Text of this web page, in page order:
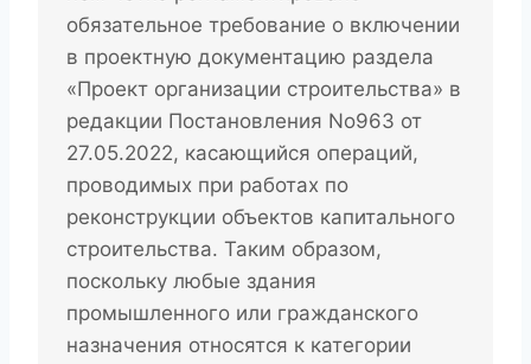
обязательное требование о включении
в проектную документацию раздела
«Проект организации строительства» в
редакции Постановления No963 от
27.05.2022, касающийся операций,
проводимых при работах по
реконструкции объектов капитального
строительства. Таким образом,
поскольку любые здания
промышленного или гражданского
назначения относятся к категории